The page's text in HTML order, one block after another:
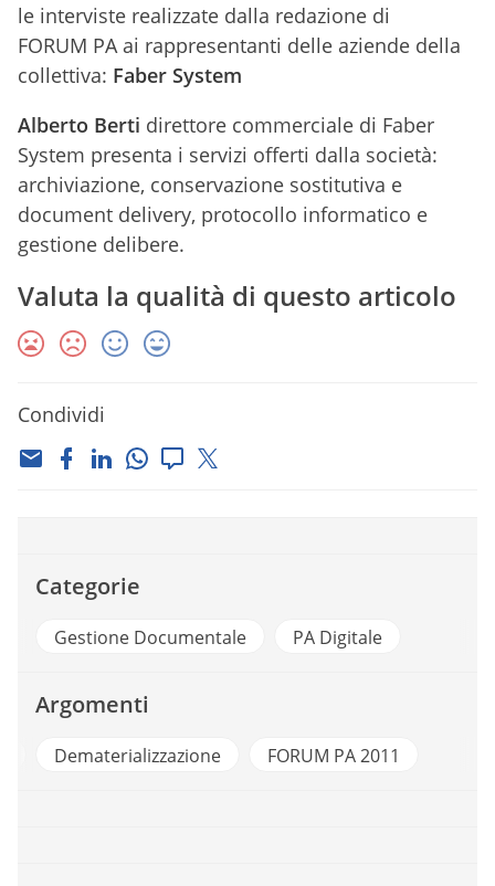
le interviste realizzate dalla redazione di
FORUM PA ai rappresentanti delle aziende della
collettiva: Faber System
Alberto Berti direttore commerciale di Faber
System presenta i servizi offerti dalla società:
archiviazione, conservazione sostitutiva e
document delivery, protocollo informatico e
gestione delibere.
Valuta la qualità di questo articolo
Condividi
Categorie
Gestione Documentale PA Digitale
Argomenti
Dematerializzazione FORUM PA 2011